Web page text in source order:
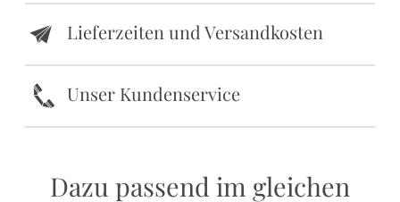
e Lieferzeiten und Versandkosten
k Unser Kundenservice
Dazu passend im gleichen